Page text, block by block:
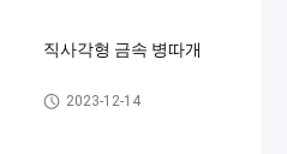
직사각형 금속 병따개
금속 병따개
2023-12-14